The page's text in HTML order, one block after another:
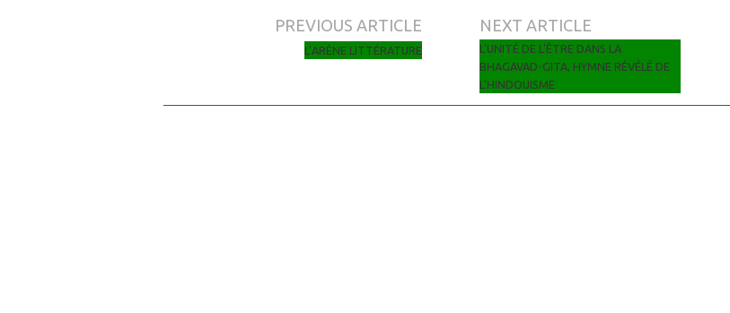
Navigation des articles
PREVIOUS ARTICLE
L’ARÈNE LITTÉRATURE
NEXT ARTICLE
L’UNITÉ DE L’ÊTRE DANS LA
BHAGAVAD-GITA, HYMNE RÉVÉLÉ DE
L’HINDOUISME